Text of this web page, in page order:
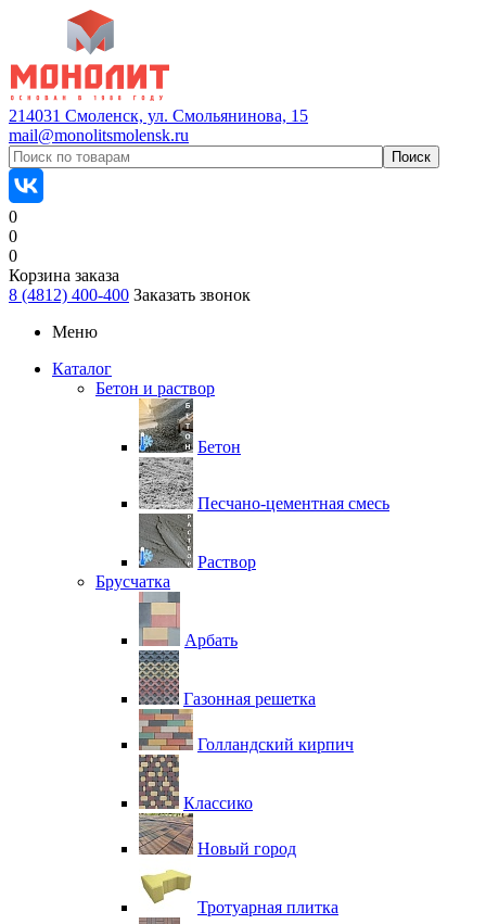
214031 Смоленск, ул. Смольянинова, 15
mail@monolitsmolensk.ru
0
0
0
Корзина заказа
8 (4812) 400-400 Заказать звонок
Меню
Каталог
Бетон и раствор
Бетон
Песчано-цементная смесь
Раствор
Брусчатка
Арбать
Газонная решетка
Голландский кирпич
Классико
Новый город
Тротуарная плитка